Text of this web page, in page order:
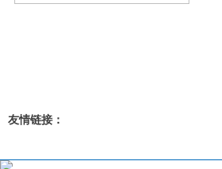
友情链接：